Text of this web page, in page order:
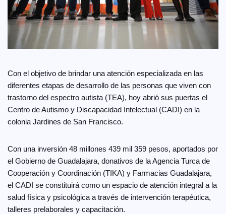
Con el objetivo de brindar una atención especializada en las
diferentes etapas de desarrollo de las personas que viven con
trastorno del espectro autista (TEA), hoy abrió sus puertas el
Centro de Autismo y Discapacidad Intelectual (CADI) en la
colonia Jardines de San Francisco.
Con una inversión 48 millones 439 mil 359 pesos, aportados por
el Gobierno de Guadalajara, donativos de la Agencia Turca de
Cooperación y Coordinación (TIKA) y Farmacias Guadalajara,
el CADI se constituirá como un espacio de atención integral a la
salud física y psicológica a través de intervención terapéutica,
talleres prelaborales y capacitación.